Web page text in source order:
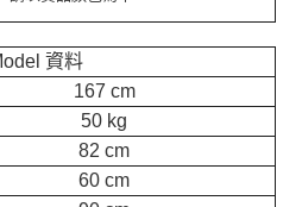
資料
167 cm
50 kg
82 cm
60 cm